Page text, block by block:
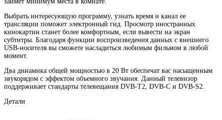
Выбрать интересующую программу, узнать время и канал ее
трансляции поможет электронный гид. Просмотр иностранных
кинокартин станет более комфортным, если вывести на экран
субтитры. Благодаря функции воспроизведения данных с внешнего
USB-носителя вы сможете насладиться любимым фильмом в любой
момент.
Два динамика общей мощностью в 20 Вт обеспечат вас насыщенным
звукорядом с эффектом объемного звучания. Данный телевизор
поддерживает стандарты телевещания DVB-T2, DVB-C и DVB-S2.
Детали